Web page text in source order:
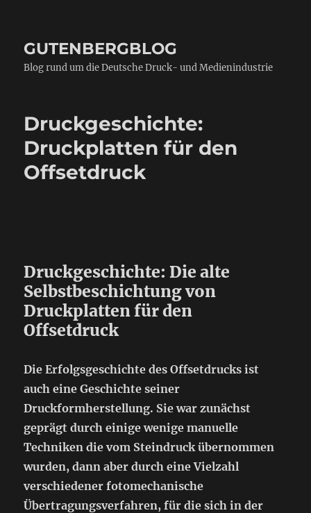
GUTENBERGBLOG
Blog rund um die Deutsche Druck- und Medienindustrie
Druckgeschichte:
Druckplatten für den
Offsetdruck
Druckgeschichte: Die alte
Selbstbeschichtung von
Druckplatten für den
Offsetdruck
Die Erfolgsgeschichte des Offsetdrucks ist
auch eine Geschichte seiner
Druckformherstellung. Sie war zunächst
geprägt durch einige wenige manuelle
Techniken die vom Steindruck übernommen
wurden, dann aber durch eine Vielzahl
verschiedener fotomechanische
Übertragungsverfahren, für die sich in der